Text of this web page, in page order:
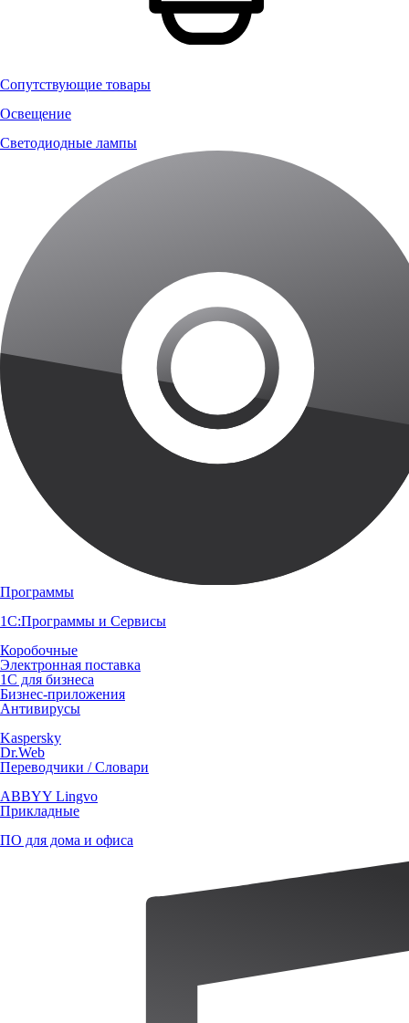
Сопутствующие товары
Освещение
Светодиодные лампы
Программы
1С:Программы и Сервисы
Коробочные
Электронная поставка
1С для бизнеса
Бизнес-приложения
Антивирусы
Kaspersky
Dr.Web
Переводчики / Словари
ABBYY Lingvo
Прикладные
ПО для дома и офиса